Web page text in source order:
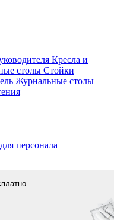
Кресла и
столы Стойки
Журнальные столы
персонала